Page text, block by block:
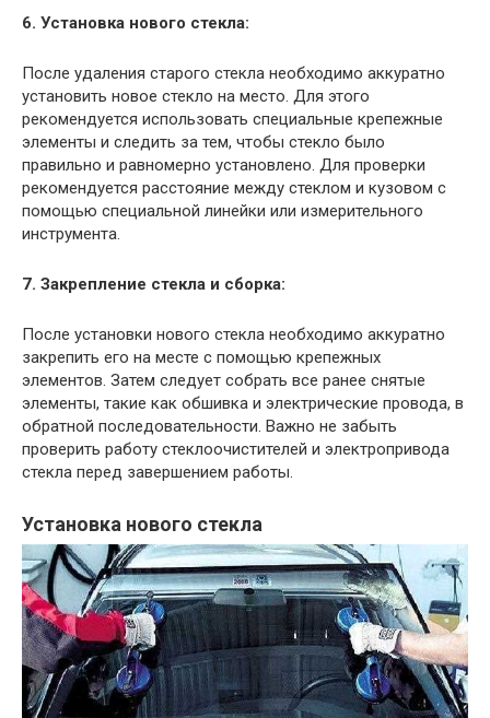
6. Установка нового стекла:
После удаления старого стекла необходимо аккуратно
установить новое стекло на место. Для этого
рекомендуется использовать специальные крепежные
элементы и следить за тем, чтобы стекло было
правильно и равномерно установлено. Для проверки
рекомендуется расстояние между стеклом и кузовом с
помощью специальной линейки или измерительного
инструмента.
7. Закрепление стекла и сборка:
После установки нового стекла необходимо аккуратно
закрепить его на месте с помощью крепежных
элементов. Затем следует собрать все ранее снятые
элементы, такие как обшивка и электрические провода, в
обратной последовательности. Важно не забыть
проверить работу стеклоочистителей и электропривода
стекла перед завершением работы.
Установка нового стекла